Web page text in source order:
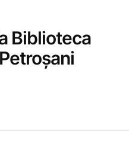
Biblioteca